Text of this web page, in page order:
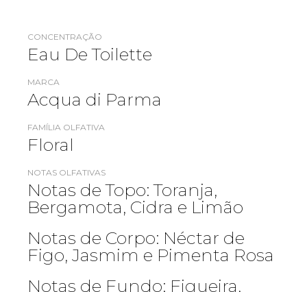
CONCENTRAÇÃO
Eau De Toilette
MARCA
Acqua di Parma
FAMÍLIA OLFATIVA
Floral
NOTAS OLFATIVAS
Notas de Topo: Toranja,
Bergamota, Cidra e Limão
Notas de Corpo: Néctar de
Figo, Jasmim e Pimenta Rosa
Notas de Fundo: Figueira,